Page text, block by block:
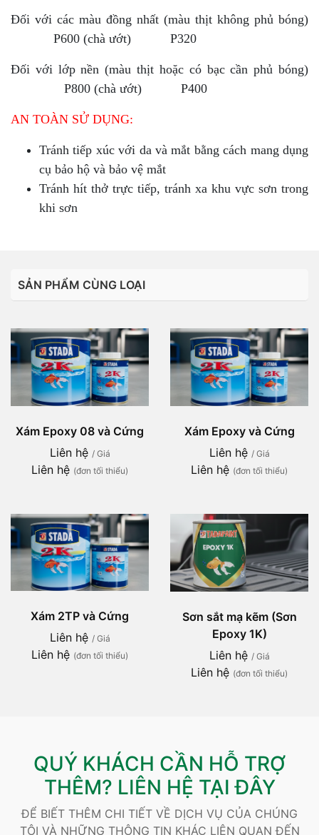
Đối với các màu đồng nhất (màu thịt không phủ bóng)
P600 (chà ướt) P320
Đối với lớp nền (màu thịt hoặc có bạc cần phủ bóng)
P800 (chà ướt) P400
AN TOÀN SỬ DỤNG:
Tránh tiếp xúc với da và mắt bằng cách mang dụng
cụ bảo hộ và bảo vệ mắt
Tránh hít thở trực tiếp, tránh xa khu vực sơn trong
khi sơn
SẢN PHẨM CÙNG LOẠI
Xám Epoxy 08 và Cứng
Liên hệ / Giá
Liên hệ (đơn tối thiểu)
Xám Epoxy và Cứng
Liên hệ / Giá
Liên hệ (đơn tối thiểu)
Xám 2TP và Cứng
Liên hệ / Giá
Liên hệ (đơn tối thiểu)
Sơn sắt mạ kẽm (Sơn
Epoxy 1K)
Liên hệ / Giá
Liên hệ (đơn tối thiểu)
QUÝ KHÁCH CẦN HỖ TRỢ
THÊM? LIÊN HỆ TẠI ĐÂY
ĐỂ BIẾT THÊM CHI TIẾT VỀ DỊCH VỤ CỦA CHÚNG
TÔI VÀ NHỮNG THÔNG TIN KHÁC LIÊN QUAN ĐẾN